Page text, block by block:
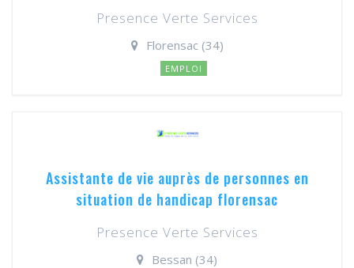
Presence Verte Services
Florensac (34)
EMPLOI
Assistante de vie auprès de personnes en
situation de handicap florensac
Presence Verte Services
Bessan (34)